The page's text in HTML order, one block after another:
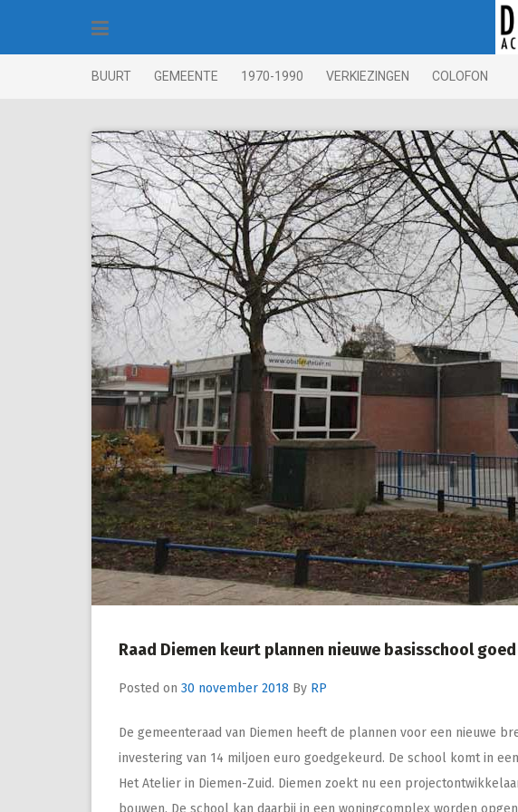
BUURT GEMEENTE 1970-1990 VERKIEZINGEN COLOFON
Raad Diemen keurt plannen nieuwe basisschool goed
Posted on 30 november 2018 By RP
De gemeenteraad van Diemen heeft de plannen voor een nieuwe
investering van 14 miljoen euro goedgekeurd. De school komt in
Het Atelier in Diemen-Zuid. Diemen zoekt nu een
bouwen. De school kan daarbij in een woningcomplex worden